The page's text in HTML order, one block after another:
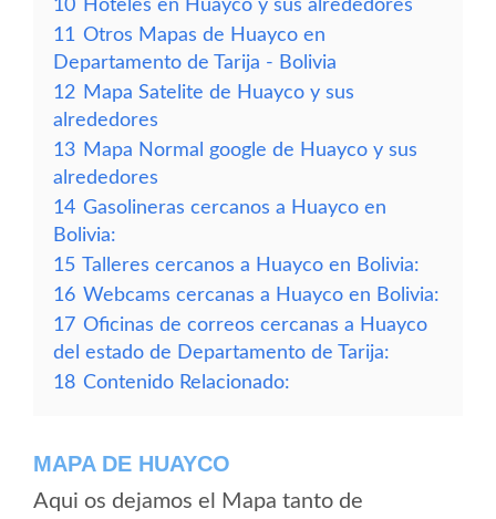
10 Hoteles en Huayco y sus alrededores
11 Otros Mapas de Huayco en
Departamento de Tarija - Bolivia
12 Mapa Satelite de Huayco y sus
alrededores
13 Mapa Normal google de Huayco y sus
alrededores
14 Gasolineras cercanos a Huayco en
Bolivia:
15 Talleres cercanos a Huayco en Bolivia:
16 Webcams cercanas a Huayco en Bolivia:
17 Oficinas de correos cercanas a Huayco
del estado de Departamento de Tarija:
18 Contenido Relacionado:
MAPA DE HUAYCO
Aqui os dejamos el Mapa tanto de